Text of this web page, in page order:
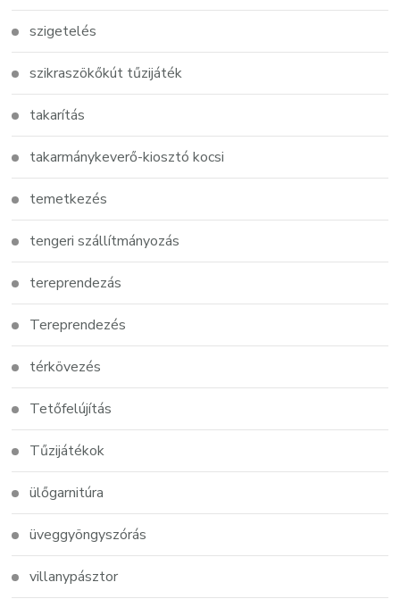
szigetelés
szikraszökőkút tűzijáték
takarítás
takarmánykeverő-kiosztó kocsi
temetkezés
tengeri szállítmányozás
tereprendezás
Tereprendezés
térkövezés
Tetőfelújítás
Tűzijátékok
ülőgarnitúra
üveggyöngyszórás
villanypásztor